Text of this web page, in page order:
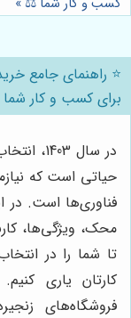
برای کسب و کار
در سال
حیاتی است که
فناوری‌ها است. در
محک، ویژگی‌ها،
تا شما را در
کارتان یاری
فروشگاه‌های